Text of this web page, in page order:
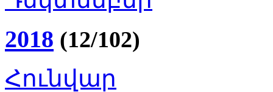
2018 (12/102)
Հունվար